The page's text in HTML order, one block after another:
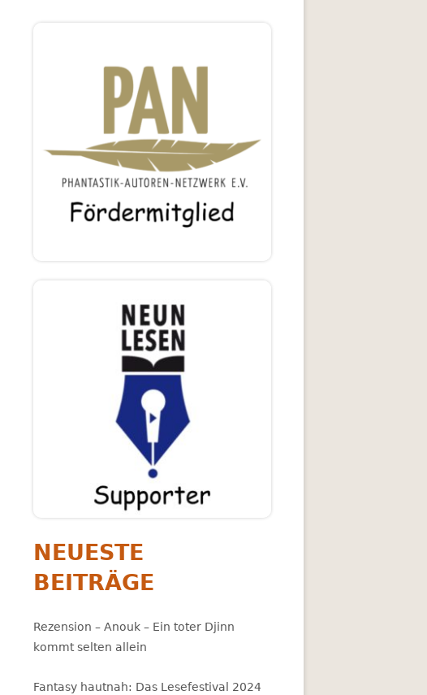
NEUESTE
BEITRÄGE
Rezension – Anouk – Ein toter Djinn
kommt selten allein
Fantasy hautnah: Das Lesefestival 2024